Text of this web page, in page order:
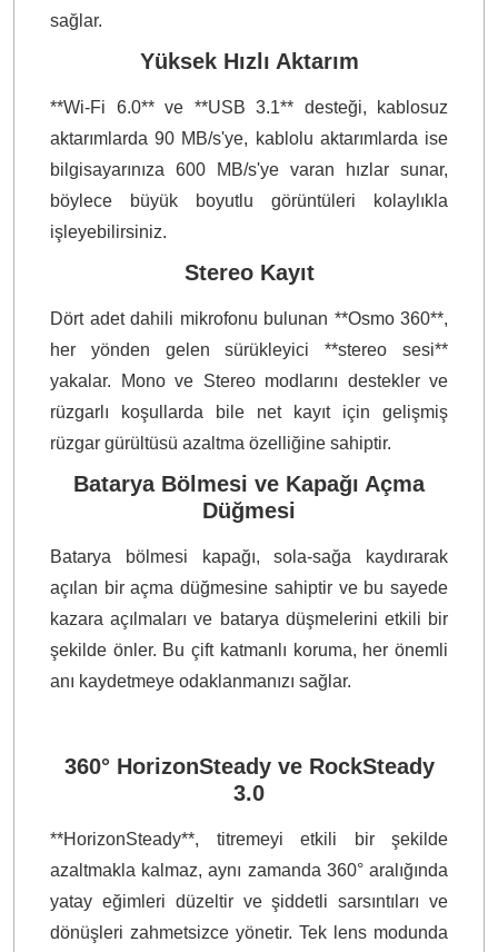
sağlar.
Yüksek Hızlı Aktarım
**Wi-Fi 6.0** ve **USB 3.1** desteği, kablosuz
aktarımlarda 90 MB/s'ye, kablolu aktarımlarda ise
bilgisayarınıza 600 MB/s'ye varan hızlar sunar,
böylece büyük boyutlu görüntüleri kolaylıkla
işleyebilirsiniz.
Stereo Kayıt
Dört adet dahili mikrofonu bulunan **Osmo 360**,
her yönden gelen sürükleyici **stereo sesi**
yakalar. Mono ve Stereo modlarını destekler ve
rüzgarlı koşullarda bile net kayıt için gelişmiş
rüzgar gürültüsü azaltma özelliğine sahiptir.
Batarya Bölmesi ve Kapağı Açma
Düğmesi
Batarya bölmesi kapağı, sola-sağa kaydırarak
açılan bir açma düğmesine sahiptir ve bu sayede
kazara açılmaları ve batarya düşmelerini etkili bir
şekilde önler. Bu çift katmanlı koruma, her önemli
anı kaydetmeye odaklanmanızı sağlar.
360° HorizonSteady ve RockSteady
3.0
**HorizonSteady**, titremeyi etkili bir şekilde
azaltmakla kalmaz, aynı zamanda 360° aralığında
yatay eğimleri düzeltir ve şiddetli sarsıntıları ve
dönüşleri zahmetsizce yönetir. Tek lens modunda